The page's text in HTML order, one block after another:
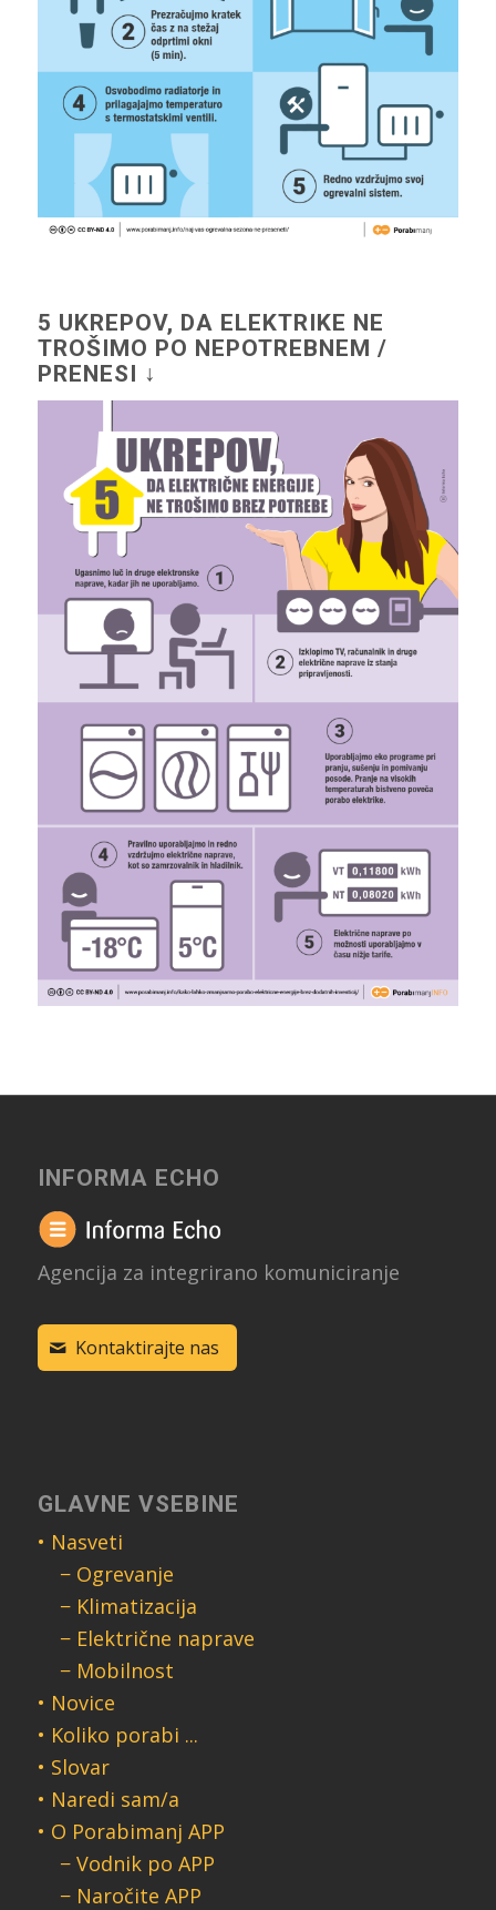
5 UKREPOV, DA ELEKTRIKE NE
TROŠIMO PO NEPOTREBNEM /
PRENESI ↓
INFORMA ECHO
Agencija za integrirano komuniciranje
Kontaktirajte nas
GLAVNE VSEBINE
• Nasveti
− Ogrevanje
− Klimatizacija
− Električne naprave
− Mobilnost
• Novice
• Koliko porabi ...
• Slovar
• Naredi sam/a
• O Porabimanj APP
− Vodnik po APP
− Naročite APP